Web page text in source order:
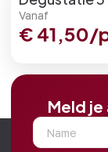
Vanaf
€ 41,50/
Meld